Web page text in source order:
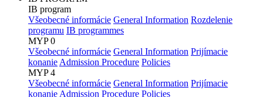
IB program
Všeobecné informácie General Information Rozdelenie
programu IB programmes
MYP 0
Všeobecné informácie General Information Prijímacie
konanie Admission Procedure Policies
MYP 4
Všeobecné informácie General Information Prijímacie
konanie Admission Procedure Policies